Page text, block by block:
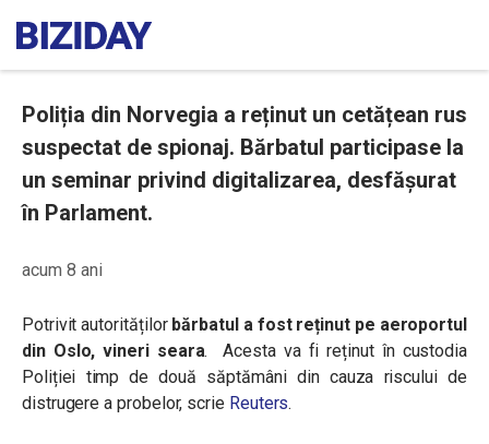
Poliția din Norvegia a reținut un cetățean rus
suspectat de spionaj. Bărbatul participase la
un seminar privind digitalizarea, desfășurat
în Parlament.
acum 8 ani
Potrivit autorităților bărbatul a fost reținut pe aeroportul
din Oslo, vineri seara. Acesta va fi reținut în custodia
Poliției timp de două săptămâni din cauza riscului de
distrugere a probelor, scrie Reuters.